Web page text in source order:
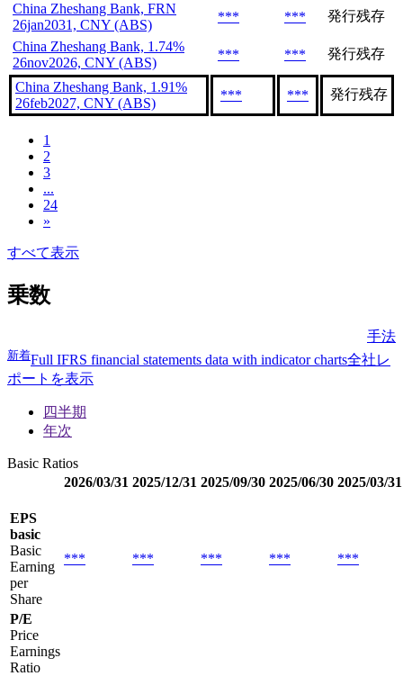
China Zheshang Bank, FRN
26jan2031, CNY (ABS)
*** ***
発行残存
China Zheshang Bank, 1.74%
26nov2026, CNY (ABS)
*** *** 発行残存
China Zheshang Bank, 1.91%
26feb2027, CNY (ABS)
*** *** 発行残存
1
2
3
...
24
»
すべて表示
乗数
手法
新着Full IFRS financial statements data with indicator charts全社レ
ポートを表示
四半期
年次
Basic Ratios
2026/03/31 2025/12/31 2025/09/30 2025/06/30 2025/03/31
EPS
basic
Basic
Earning
per
Share
*** *** *** *** ***
P/E
Price
Earnings
Ratio